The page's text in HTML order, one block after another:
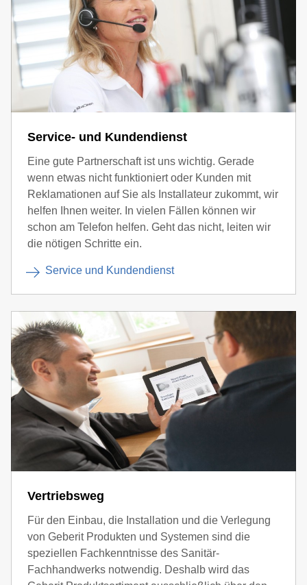
Service- und Kundendienst
Eine gute Partnerschaft ist uns wichtig. Gerade
wenn etwas nicht funktioniert oder Kunden mit
Reklamationen auf Sie als Installateur zukommt, wir
helfen Ihnen weiter. In vielen Fällen können wir
schon am Telefon helfen. Geht das nicht, leiten wir
die nötigen Schritte ein.
Service und Kundendienst
Vertriebsweg
Für den Einbau, die Installation und die Verlegung
von Geberit Produkten und Systemen sind die
speziellen Fachkenntnisse des Sanitär-
Fachhandwerks notwendig. Deshalb wird das